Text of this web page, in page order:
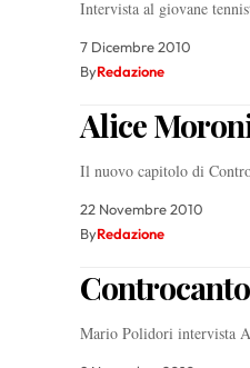
Intervista al giovane
7 Dicembre 2010
ByRedazione
Alice
Il nuovo capitolo di
22 Novembre 2010
ByRedazione
Mario Polidori intervista